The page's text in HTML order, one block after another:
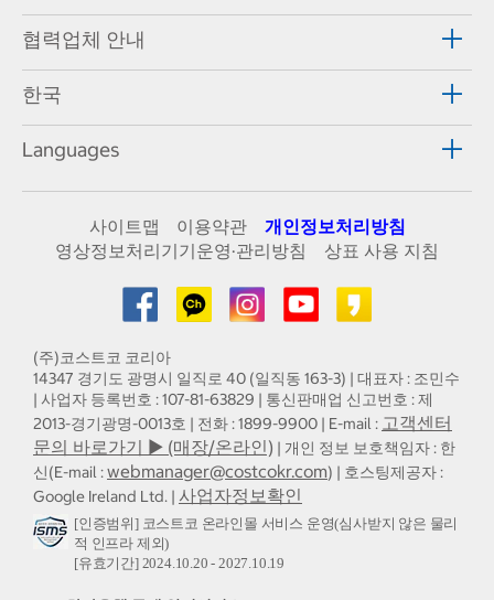
협력업체 안내
한국
Languages
사이트맵 이용약관
개인정보처리방침
영상정보처리기기운영·관리방침
상표 사용 지침
(주)코스트코 코리아
14347 경기도 광명시 일직로 40 (일직동 163-3) | 대표자 : 조민수
| 사업자 등록번호 : 107-81-63829 | 통신판매업 신고번호 : 제
2013-경기광명-0013호 | 전화 : 1899-9900 | E-mail : 고객센터
문의 바로가기 ▶ (매장/온라인) | 개인 정보 보호책임자 : 한
신(E-mail :webmanager@costcokr.com) | 호스팅제공자 :
Google Ireland Ltd. | 사업자정보확인
[인증범위] 코스트코 온라인몰 서비스 운영(심사받지 않은 물리
적 인프라 제외)
[유효기간] 2024.10.20 - 2027.10.19